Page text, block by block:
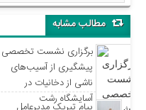
مطالب مشابه
برگزاری نشست تخصصی
پیشگیری از آسیب‌های
ناشی از دخانیات در
آسایشگاه رشت
پیام تبریک مدیرعامل